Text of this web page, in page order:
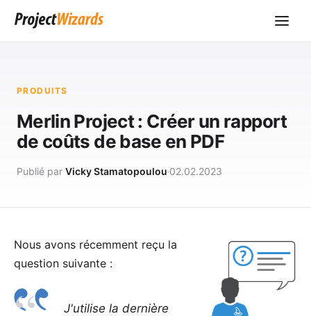
PRODUITS
Merlin Project : Créer un rapport
de coûts de base en PDF
Publié par Vicky Stamatopoulou 02.02.2023
Nous avons récemment reçu la
question suivante :
J'utilise la dernière